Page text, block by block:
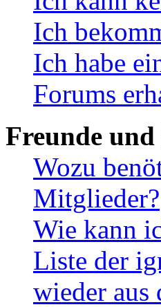
Ich
Ich habe
Forums
Freunde
Wozu
Mitglieder?
Wie kann
Liste der
wieder aus